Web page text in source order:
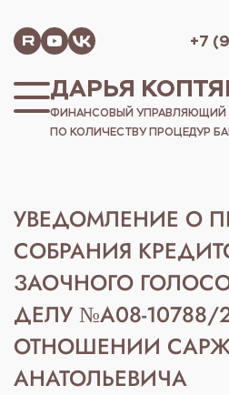
+7
ДАРЬЯ
ФИНАНСОВЫЙ УПРАВЛЯЮЩИЙ
ПО КОЛИЧЕСТВУ ПРОЦЕДУР
УВЕДОМЛЕНИЕ О
СОБРАНИЯ
ЗАОЧНОГО
ДЕЛУ №А08-10788/
ОТНОШЕНИИ
АНАТОЛЬЕВИЧА